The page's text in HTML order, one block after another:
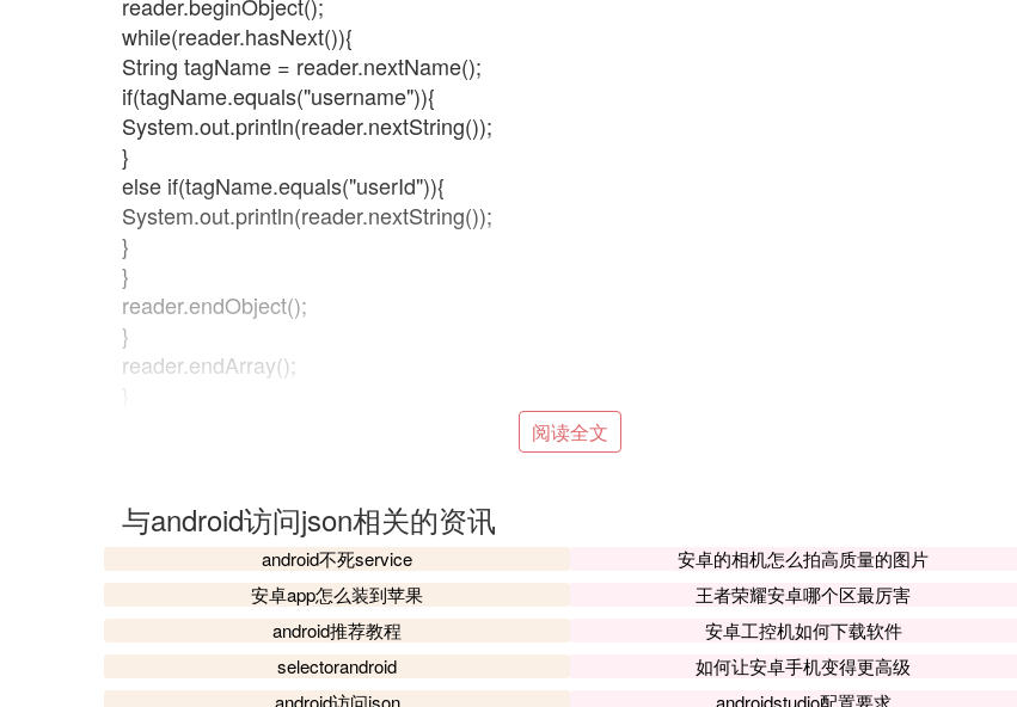
while(reader.hasNext()){
String tagName = reader.nextName();
if(tagName.equals("username")){
System.out.println(reader.nextString());
}
else if(tagName.equals("userId")){
System.out.println(reader.nextString());
}
}
reader.endObject();
}
reader.endArray();
2、使用Gson对象获取User对象数据进行相应的操作：
代码如下：
Type listType = new TypeToken<LinkedList<User>>(){}.getType();
Gson gson = new Gson();
LinkedList<User> users = gson.fromJson(jsonData, listType);
for (Iterator iterator = users.iterator(); iterator.hasNext();) {
阅读全文
与android访问json相关的资讯
android不死service
安卓的相机怎么拍高质量的图片
安卓app怎么装到苹果
王者荣耀安卓哪个区最厉害
android推荐教程
安卓工控机如何下载软件
selectorandroid
如何让安卓手机变得更高级
android访问json
androidstudio配置要求